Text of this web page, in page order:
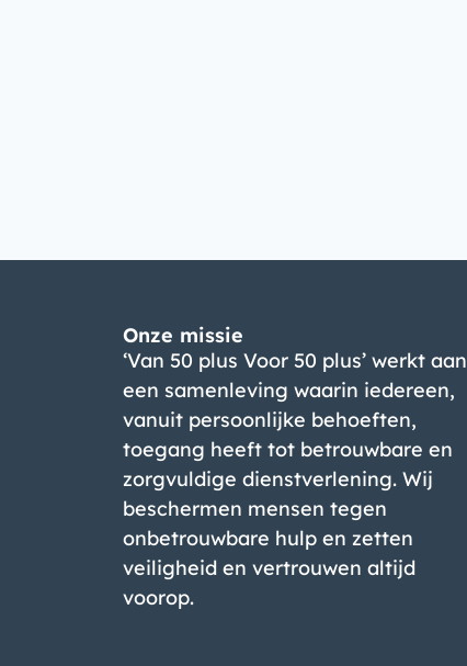
Onze missie
‘Van 50 plus Voor 50 plus’ werkt aan
een samenleving waarin iedereen,
vanuit persoonlijke behoeften,
toegang heeft tot betrouwbare en
zorgvuldige dienstverlening. Wij
beschermen mensen tegen
onbetrouwbare hulp en zetten
veiligheid en vertrouwen altijd
voorop.